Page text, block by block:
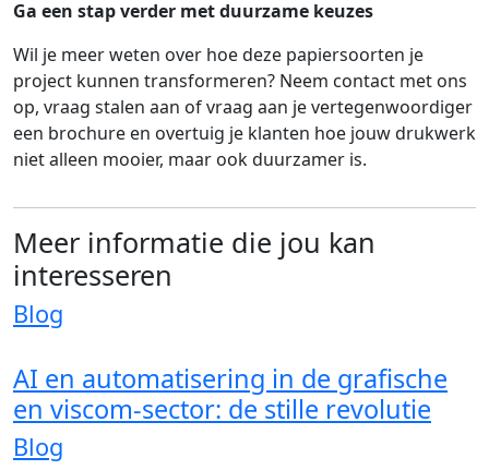
Ga een stap verder met duurzame keuzes
Wil je meer weten over hoe deze papiersoorten je
project kunnen transformeren? Neem contact met ons
op, vraag stalen aan of vraag aan je vertegenwoordiger
een brochure en overtuig je klanten hoe jouw drukwerk
niet alleen mooier, maar ook duurzamer is.
Meer informatie die jou kan
interesseren
Blog
AI en automatisering in de grafische
en viscom-sector: de stille revolutie
Blog